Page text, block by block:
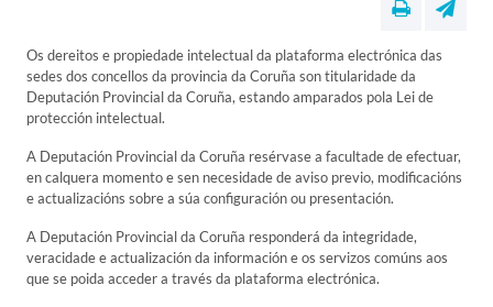
Os dereitos e propiedade intelectual da plataforma electrónica das
sedes dos concellos da provincia da Coruña son titularidade da
Deputación Provincial da Coruña, estando amparados pola Lei de
protección intelectual.
A Deputación Provincial da Coruña resérvase a facultade de efectuar,
en calquera momento e sen necesidade de aviso previo, modificacións
e actualizacións sobre a súa configuración ou presentación.
A Deputación Provincial da Coruña responderá da integridade,
veracidade e actualización da información e os servizos comúns aos
que se poida acceder a través da plataforma electrónica.